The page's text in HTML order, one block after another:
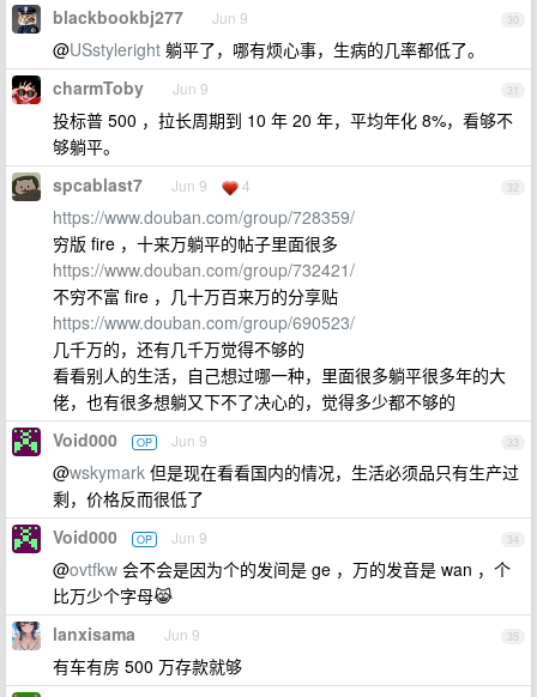
30
blackbookbj277 Jun 9
@USstyleright 躺平了，哪有烦心事，生病的几率都低了。
31
charmToby Jun 9
投标普 500 ，拉长周期到 10 年 20 年，平均年化 8%，看够不
够躺平。
32
spcablast7 Jun 9 4
https://www.douban.com/group/728359/
穷版 fire ，十来万躺平的帖子里面很多
https://www.douban.com/group/732421/
不穷不富 fire ，几十万百来万的分享贴
https://www.douban.com/group/690523/
几千万的，还有几千万觉得不够的
看看别人的生活，自己想过哪一种，里面很多躺平很多年的大
佬，也有很多想躺又下不了决心的，觉得多少都不够的
33
Void000 OP Jun 9
@wskymark 但是现在看看国内的情况，生活必须品只有生产过
剩，价格反而很低了
34
Void000 OP Jun 9
@ovtfkw 会不会是因为个的发间是 ge ，万的发音是 wan ，个
比万少个字母😹
35
lanxisama Jun 9
有车有房 500 万存款就够